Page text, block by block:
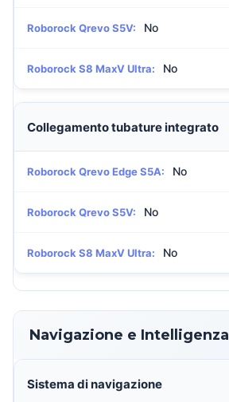
Roborock Qrevo S5V: No
Roborock S8 MaxV Ultra: No
Collegamento tubature integrato
Roborock Qrevo Edge S5A: No
Roborock Qrevo S5V: No
Roborock S8 MaxV Ultra: No
Navigazione e Intelligenza
Sistema di navigazione